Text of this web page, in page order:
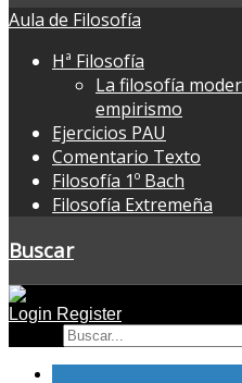
Aula de Filosofía
Hª Filosofía
La filosofía
empirismo
Ejercicios PAU
Comentario Texto
Filosofía 1º Bach
Filosofía Extremeña
Buscar
Login Register